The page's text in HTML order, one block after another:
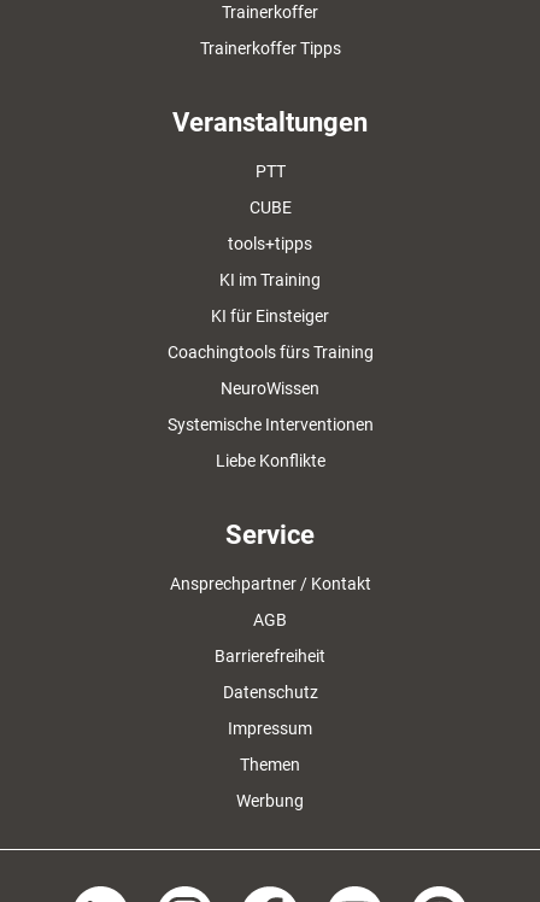
Trainerkoffer
Trainerkoffer Tipps
Veranstaltungen
PTT
CUBE
tools+tipps
KI im Training
KI für Einsteiger
Coachingtools fürs Training
NeuroWissen
Systemische Interventionen
Liebe Konflikte
Service
Ansprechpartner / Kontakt
AGB
Barrierefreiheit
Datenschutz
Impressum
Themen
Werbung